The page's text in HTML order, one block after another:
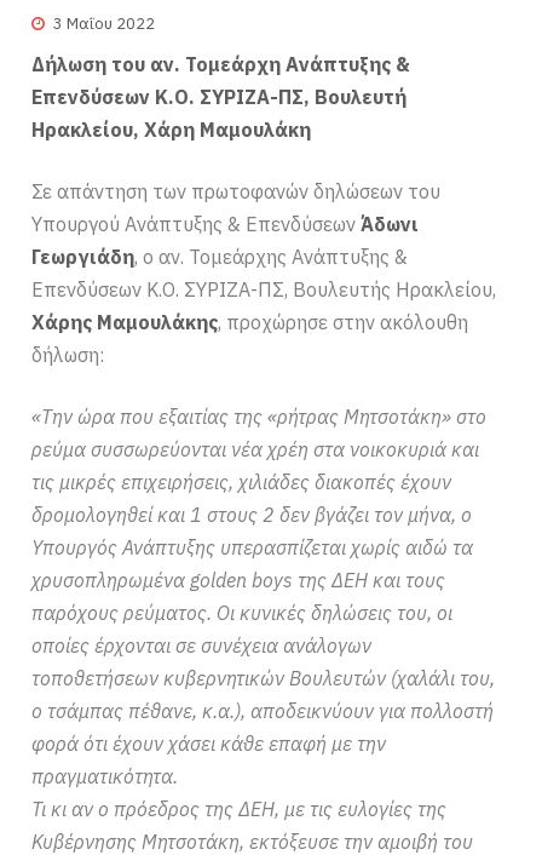
3 Μαΐου 2022
Δήλωση του αν. Τομεάρχη Ανάπτυξης &
Επενδύσεων Κ.Ο. ΣΥΡΙΖΑ-ΠΣ, Βουλευτή
Ηρακλείου, Χάρη Μαμουλάκη
Σε απάντηση των πρωτοφανών δηλώσεων του
Υπουργού Ανάπτυξης & ΕπενδύσεωνΆδωνι
Γεωργιάδη, ο αν. Τομεάρχης Ανάπτυξης &
Επενδύσεων Κ.Ο. ΣΥΡΙΖΑ-ΠΣ, Βουλευτής Ηρακλείου,
Χάρης Μαμουλάκης, προχώρησε στην ακόλουθη
δήλωση:
«Την ώρα που εξαιτίας της «ρήτρας Μητσοτάκη» στο
ρεύμα συσσωρεύονται νέα χρέη στα νοικοκυριά και
τις μικρές επιχειρήσεις, χιλιάδες διακοπές έχουν
δρομολογηθεί και 1 στους 2 δεν βγάζει τον μήνα, ο
Υπουργός Ανάπτυξης υπερασπίζεται χωρίς αιδώ τα
χρυσοπληρωμένα golden boys της ΔΕΗ και τους
παρόχους ρεύματος. Οι κυνικές δηλώσεις του, οι
οποίες έρχονται σε συνέχεια ανάλογων
τοποθετήσεων κυβερνητικών Βουλευτών (χαλάλι του,
ο τσάμπας πέθανε, κ.α.), αποδεικνύουν για πολλοστή
φορά ότι έχουν χάσει κάθε επαφή με την
πραγματικότητα.
Τι κι αν ο πρόεδρος της ΔΕΗ, με τις ευλογίες της
Κυβέρνησης Μητσοτάκη, εκτόξευσε την αμοιβή του